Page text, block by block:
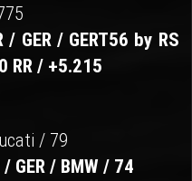
GER / GERT56 by RS
RR / +5.215
/ 79
GER / BMW / 74